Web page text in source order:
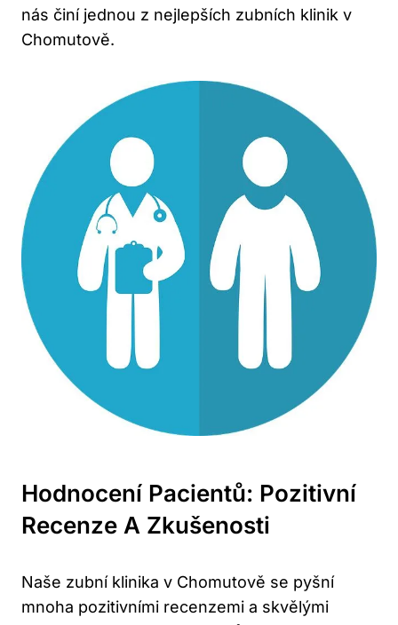
nás činí jednou z nejlepších zubních klinik v
Chomutově.
Hodnocení Pacientů: Pozitivní
Recenze A Zkušenosti
Naše zubní klinika v Chomutově se pyšní
mnoha pozitivními recenzemi a skvělými